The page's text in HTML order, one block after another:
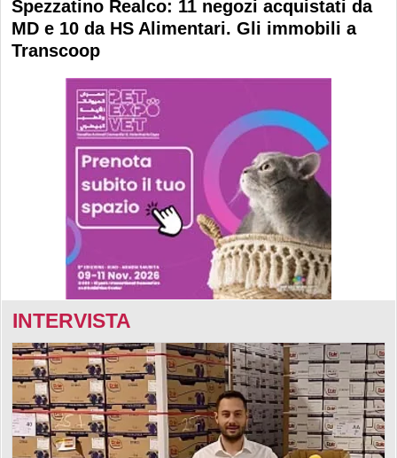
Spezzatino Realco: 11 negozi acquistati da
MD e 10 da HS Alimentari. Gli immobili a
Transcoop
INTERVISTA